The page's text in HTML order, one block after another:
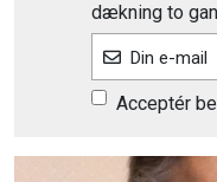
dækning to
Din e-mail
Acceptér